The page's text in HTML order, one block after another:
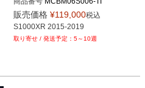
販売価格 ¥119,000税込
S1000XR 2015-2019
5～10週